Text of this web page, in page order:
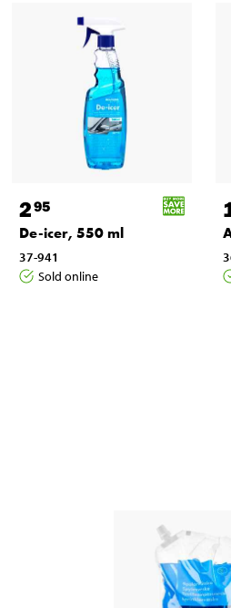
295
De-icer, 550 ml
37-941
Sold online